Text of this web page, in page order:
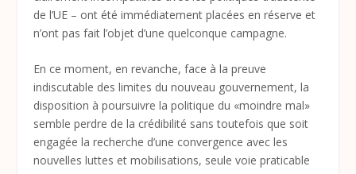
de l’UE – ont été immédiatement placées en réserve et
n’ont pas fait l’objet d’une quelconque campagne.
En ce moment, en revanche, face à la preuve
indiscutable des limites du nouveau gouvernement, la
disposition à poursuivre la politique du «moindre mal»
semble perdre de la crédibilité sans toutefois que soit
engagée la recherche d’une convergence avec les
nouvelles luttes et mobilisations, seule voie praticable